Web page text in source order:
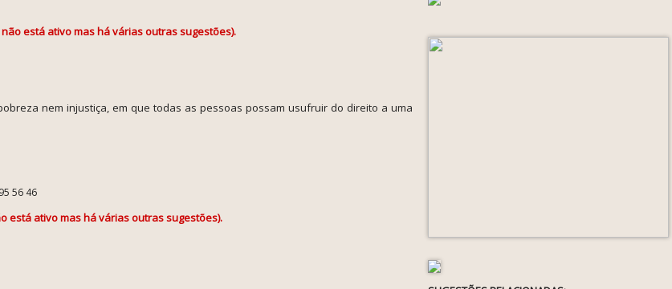
está ativo mas há várias outras sugestões).
nem injustiça, em que todas as pessoas possam usufruir do direito a uma
56 46
está ativo mas há várias outras sugestões).